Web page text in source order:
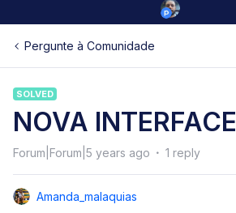
Pergunte à Comunidade
SOLVED
NOVA INTERFACE
Forum|Forum|5 years ago 1 reply
Amanda_malaquias